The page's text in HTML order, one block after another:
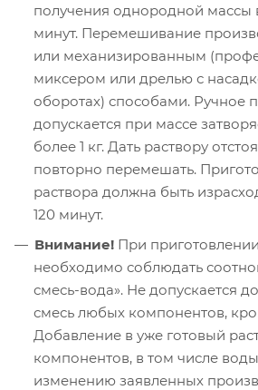
получения однородной массы
минут. Перемешивание
или механизированным
миксером или дрелью с
оборотах) способами. Ручное
допускается при массе
более 1 кг. Дать раствору
повторно перемешать.
раствора должна быть
120 минут.
Внимание! При
необходимо соблюдать
смесь-вода». Не допускается
смесь любых компонентов,
Добавление в уже готовый
компонентов, в том числе
изменению заявленных